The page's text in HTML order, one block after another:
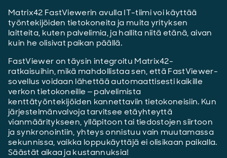
Matrix42 FastViewerin avulla IT-tiimi voi käyttää
työntekijöiden tietokoneita ja muita yrityksen
laitteita, kuten palvelimia, ja hallita niitä etänä, aivan
kuin he olisivat paikan päällä.
FastViewer on täysin integroitu Matrix42-
ratkaisuihin, mikä mahdollistaa sen, että FastViewer-
sovellus voidaan lähettää automaattisesti kaikille
verkon tietokoneille – palvelimista
kenttätyöntekijöiden kannettaviin tietokoneisiin. Kun
järjestelmänvalvoja tarvitsee etäyhteyttä
vianmääritykseen, ylläpitoon tai tiedostojen siirtoon
ja synkronointiin, yhteys onnistuu vain muutamassa
sekunnissa, vaikka loppukäyttäjä ei olisikaan paikalla.
Säästät aikaa ja kustannuksia!